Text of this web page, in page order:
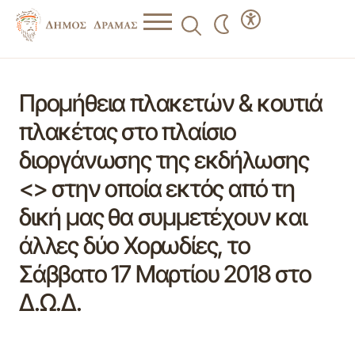
Προμήθεια πλακετών & κουτιά
πλακέτας στο πλαίσιο
διοργάνωσης της εκδήλωσης
<> στην οποία εκτός από τη
δική μας θα συμμετέχουν και
άλλες δύο Χορωδίες, το
Σάββατο 17 Μαρτίου 2018 στο
Δ.Ω.Δ.